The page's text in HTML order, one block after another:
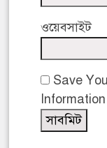
ওয়েবসাইট
Save
Information